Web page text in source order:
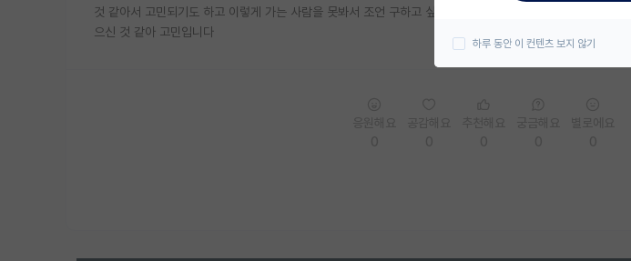
것 같아서 고민되기도 하고 이렇게 가는 사람을 못봐서 조언 구하고 싶습니다 자대 교수님께서 좋으신분이
으신 것 같아 고민입니다
하루 동안 이 컨텐츠 보지 않기